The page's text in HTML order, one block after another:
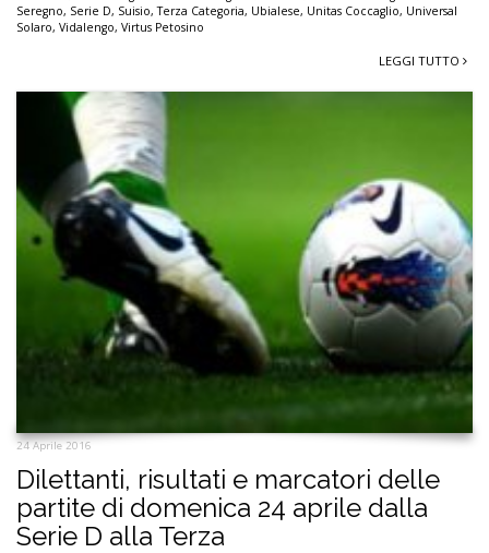
Seregno, Serie D, Suisio,Terza Categoria, Ubialese, Unitas Coccaglio, Universal
Solaro, Vidalengo, Virtus Petosino
LEGGI TUTTO
24 Aprile 2016
Dilettanti, risultati e marcatori delle
partite di domenica 24 aprile dalla
Serie D alla Terza